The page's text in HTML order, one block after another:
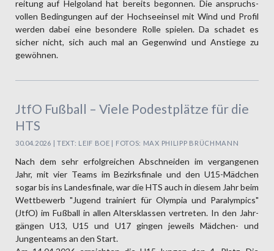
reitung auf Helgo­land hat bereits begonnen. Die anspruchs­
vollen Bedingungen auf der Hoch­seeinsel mit Wind und Profil
werden dabei eine besondere Rolle spielen. Da schadet es
sicher nicht, sich auch mal an Gegen­wind und Anstiege zu
gewöhnen.
JtfO Fußball – Viele Podestplätze für die
HTS
30.04.2026 | TEXT: LEIF BOE | FOTOS: MAX PHILIPP BRÜCHMANN
Nach dem sehr erfolg­reichen Abschneiden im vergangenen
Jahr, mit vier Teams im Bezirks­finale und den U15-Mädchen
sogar bis ins Landes­finale, war die HTS auch in diesem Jahr beim
Wett­bewerb "Jugend trainiert für Olympia und Paralympics"
(JtfO) im Fußball in allen Alters­klassen vertreten. In den Jahr­
gängen U13, U15 und U17 gingen jeweils Mädchen- und
Jungen­teams an den Start.